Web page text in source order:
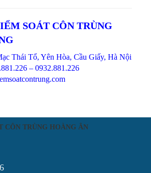
SOÁT CÔN TRÙNG
Thái Tổ, Yên Hòa, Cầu Giấy, Hà Nội
– 0932.881.226
CÔN TRÙNG HOÀNG ÂN